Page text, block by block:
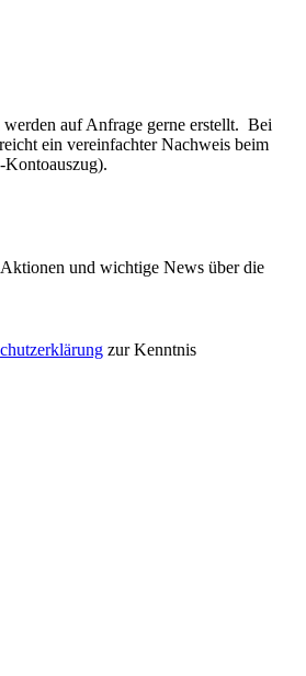
werden auf Anfrage gerne erstellt. Bei
ein vereinfachter Nachweis beim
und wichtige News über die
zur Kenntnis